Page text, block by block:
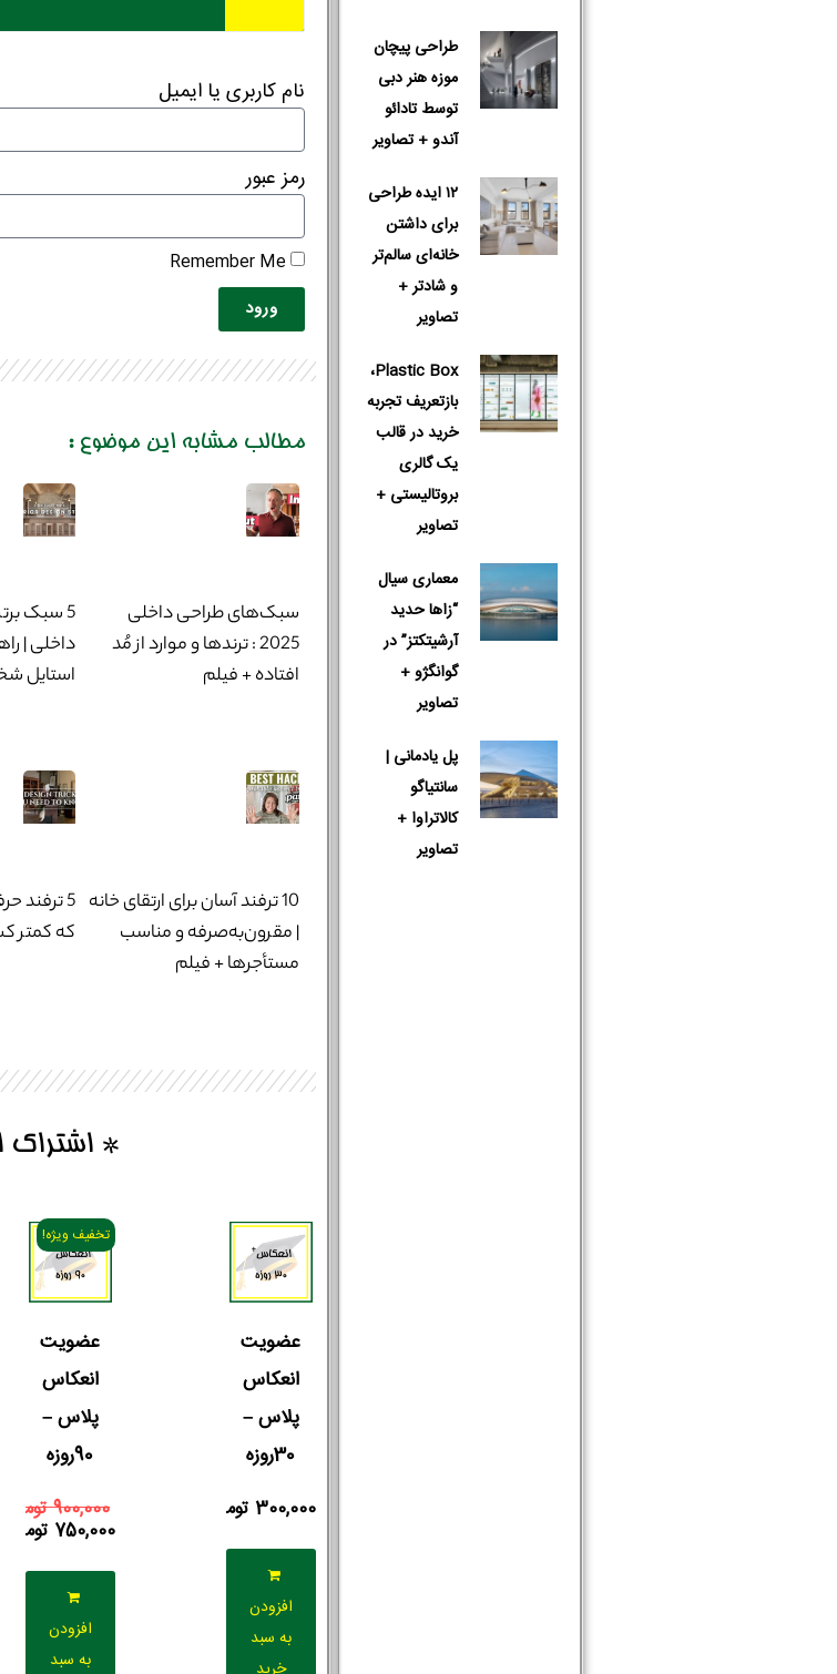
طراحی پیچان
موزه هنر دبی
توسط تادائو
آندو + تصاویر
۱۲ ایده طراحی
برای داشتن
خانه‌ای سالم‌تر
و شادتر +
تصاویر
Plastic Box،
بازتعریف تجربه
خرید در قالب
یک گالری
بروتالیستی +
تصاویر
معماری سیال
“زاها حدید
آرشیتکتز” در
گوانگژو +
تصاویر
پل یادمانی |
سانتیاگو
کالاتراوا +
تصاویر
نام کاربری یا ایمیل
رمز عبور
ورود
مطالب مشابه این موضوع :
سبک‌های طراحی داخلی
2025 : ترندها و موارد از مُد
افتاده + فیلم
5 سبک
داخلی |
استایل
10 ترفند آسان برای ارتقای خانه
| مقرون‌به‌صرفه و مناسب
مستأجرها + فیلم
5 ترفند
که کمتر
* اشتراک
عضویت
انعکاس
پلاس –
30روزه
300,000 تومان
افزودن
به سبد
تخفیف ویژه!
عضویت
انعکاس
پلاس –
90روزه
900,000تومان
750,000 تومان
افزودن
به سبد
نام و نام خانوادگی : * تلفن همراه :